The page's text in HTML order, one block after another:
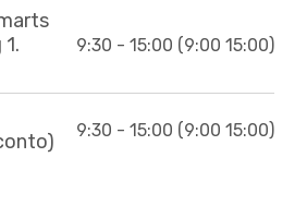
9:30 - 15:00 (9:00 15:00)
9:30 - 15:00 (9:00 15:00)